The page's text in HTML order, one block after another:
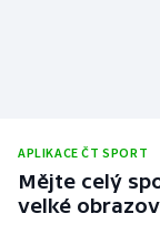
APLIKACE ČT SPORT
Mějte celý
velké